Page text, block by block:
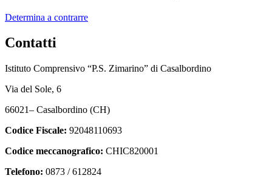
Determina a contrarre
Contatti
Istituto Comprensivo “P.S. Zimarino” di Casalbordino
Via del Sole, 6
66021– Casalbordino (CH)
Codice Fiscale: 92048110693
Codice meccanografico: CHIC820001
Telefono: 0873 / 612824